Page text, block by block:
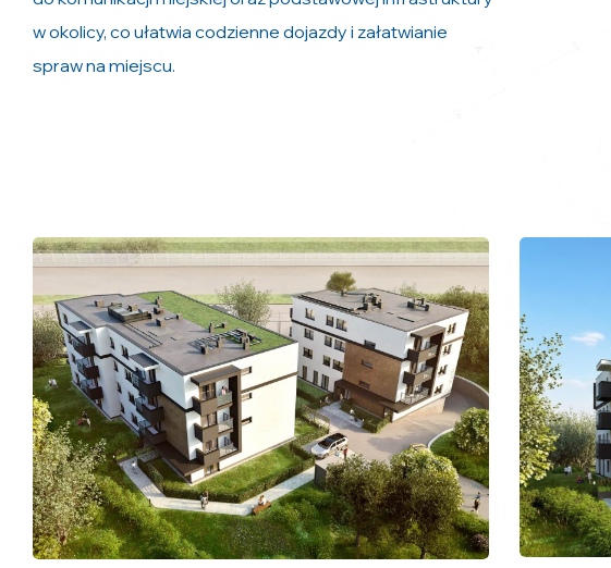
w okolicy, co ułatwia codzienne dojazdy i załatwianie
spraw na miejscu.